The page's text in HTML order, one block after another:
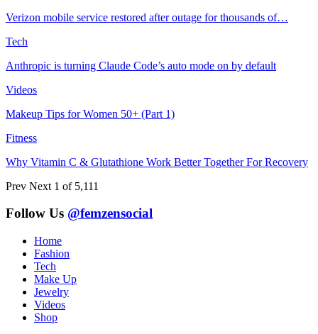
Verizon mobile service restored after outage for thousands of…
Tech
Anthropic is turning Claude Code’s auto mode on by default
Videos
Makeup Tips for Women 50+ (Part 1)
Fitness
Why Vitamin C & Glutathione Work Better Together For Recovery
Prev Next 1 of 5,111
Follow Us @femzensocial
Home
Fashion
Tech
Make Up
Jewelry
Videos
Shop